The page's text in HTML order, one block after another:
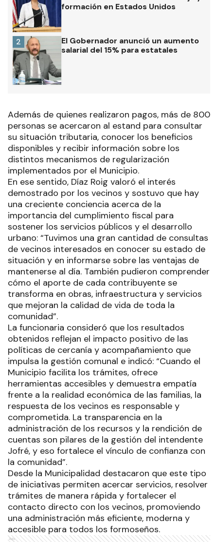
formación en Estados Unidos
El Gobernador anunció un aumento
salarial del 15% para estatales
2
Además de quienes realizaron pagos, más de 800
personas se acercaron al estand para consultar
su situación tributaria, conocer los beneficios
disponibles y recibir información sobre los
distintos mecanismos de regularización
implementados por el Municipio.
En ese sentido, Díaz Roig valoró el interés
demostrado por los vecinos y sostuvo que hay
una creciente conciencia acerca de la
importancia del cumplimiento fiscal para
sostener los servicios públicos y el desarrollo
urbano: “Tuvimos una gran cantidad de consultas
de vecinos interesados en conocer su estado de
situación y en informarse sobre las ventajas de
mantenerse al día. También pudieron comprender
cómo el aporte de cada contribuyente se
transforma en obras, infraestructura y servicios
que mejoran la calidad de vida de toda la
comunidad”.
La funcionaria consideró que los resultados
obtenidos reflejan el impacto positivo de las
políticas de cercanía y acompañamiento que
impulsa la gestión comunal e indicó: “Cuando el
Municipio facilita los trámites, ofrece
herramientas accesibles y demuestra empatía
frente a la realidad económica de las familias, la
respuesta de los vecinos es responsable y
comprometida. La transparencia en la
administración de los recursos y la rendición de
cuentas son pilares de la gestión del intendente
Jofré, y eso fortalece el vínculo de confianza con
la comunidad”.
Desde la Municipalidad destacaron que este tipo
de iniciativas permiten acercar servicios, resolver
trámites de manera rápida y fortalecer el
contacto directo con los vecinos, promoviendo
una administración más eficiente, moderna y
accesible para todos los formoseños.
Ads